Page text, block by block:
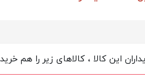
این کالا ، کالاهای زیر را هم